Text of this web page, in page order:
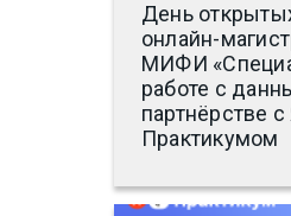
День
онлайн-
МИФИ
работе с
партнёрстве
Практикумом